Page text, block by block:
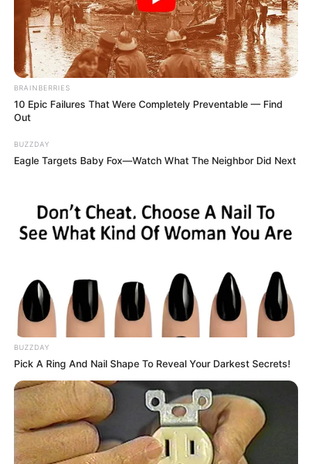
bySzerző • November 23, 2025
Mély megrendüléssel búcsúzik Fényeslitke
közössége Bodnár István Zoltántól, a település első
pop–rock zenekarának, a Panoráma együttesnek
alapító frontemberétől.
BRAINBERRIES
10 Epic Failures That Were Completely Preventable — Find
Out
BUZZDAY
Eagle Targets Baby Fox—Watch What The Neighbor Did Next
BUZZDAY
Pick A Ring And Nail Shape To Reveal Your Darkest Secrets!